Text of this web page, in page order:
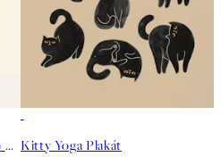
Ogino Issui - Ōyō Manga, Two Birds Plakát Kitty Yoga Plakát